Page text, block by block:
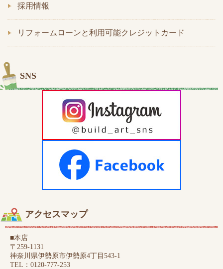
採用情報
リフォームローンと利用可能クレジットカード
SNS
アクセスマップ
■本店
〒259-1131
神奈川県伊勢原市伊勢原4丁目543-1
TEL：0120-777-253